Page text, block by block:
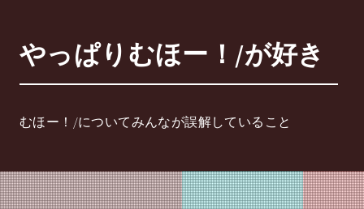
やっぱりむほー！/が好き
むほー！/についてみんなが誤解していること